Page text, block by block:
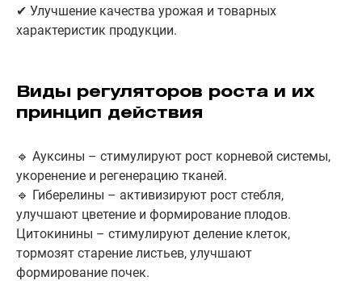
✔ Улучшение качества урожая и товарных
характеристик продукции.
Виды регуляторов роста и их
принцип действия
🔹 Ауксины – стимулируют рост корневой системы,
укоренение и регенерацию тканей.
🔹 Гиберелины – активизируют рост стебля,
улучшают цветение и формирование плодов.
Цитокинины – стимулируют деление клеток,
тормозят старение листьев, улучшают
формирование почек.